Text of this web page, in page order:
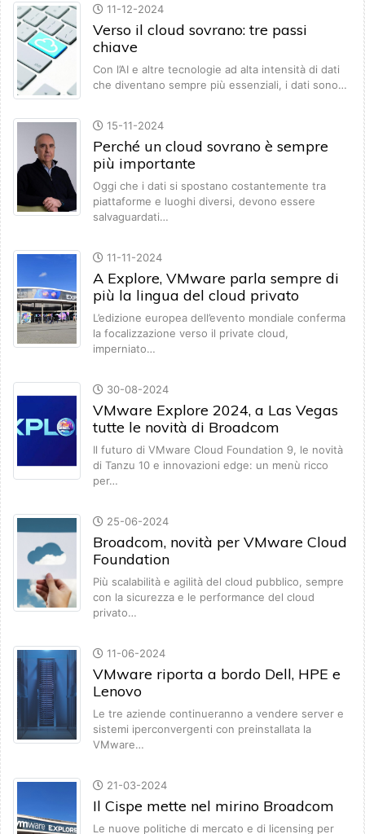
11-12-2024
Verso il cloud sovrano: tre passi
chiave
Con l’AI e altre tecnologie ad alta intensità di dati
che diventano sempre più essenziali, i dati sono…
15-11-2024
Perché un cloud sovrano è sempre
più importante
Oggi che i dati si spostano costantemente tra
piattaforme e luoghi diversi, devono essere
salvaguardati…
11-11-2024
A Explore, VMware parla sempre di
più la lingua del cloud privato
L’edizione europea dell’evento mondiale conferma
la focalizzazione verso il private cloud,
imperniato…
30-08-2024
VMware Explore 2024, a Las Vegas
tutte le novità di Broadcom
Il futuro di VMware Cloud Foundation 9, le novità
di Tanzu 10 e innovazioni edge: un menù ricco
per…
25-06-2024
Broadcom, novità per VMware Cloud
Foundation
Più scalabilità e agilità del cloud pubblico, sempre
con la sicurezza e le performance del cloud
privato…
11-06-2024
VMware riporta a bordo Dell, HPE e
Lenovo
Le tre aziende continueranno a vendere server e
sistemi iperconvergenti con preinstallata la
VMware…
21-03-2024
Il Cispe mette nel mirino Broadcom
Le nuove politiche di mercato e di licensing per